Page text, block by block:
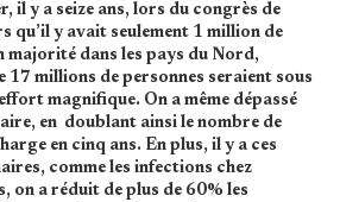
il y a seize ans, lors du congrès de
qu’il y avait seulement 1 million de
majorité dans les pays du Nord,
17 millions de personnes seraient sous
magnifique. On a même dépassé
en doublant ainsi le nombre de
en cinq ans. En plus, il y a ces
comme les infections chez
on a réduit de plus de 60% les